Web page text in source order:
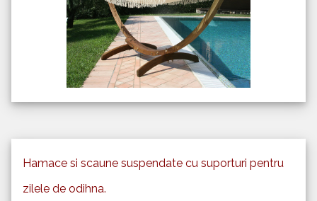
Hamace si scaune suspendate cu suporturi pentru
zilele de odihna.